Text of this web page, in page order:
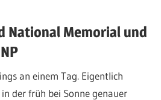
National Memorial und
an einem Tag. Eigentlich
der früh bei Sonne genauer